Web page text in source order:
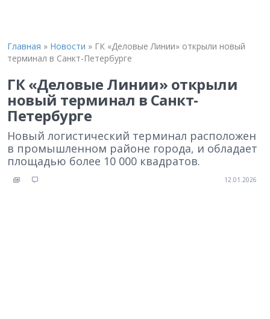
Главная » Новости » ГК «Деловые Линии» открыли новый
терминал в Санкт-Петербурге
ГК «Деловые Линии» открыли
новый терминал в Санкт-
Петербурге
Новый логистический терминал расположен
в промышленном районе города, и обладает
площадью более 10 000 квадратов.
12.01.2026